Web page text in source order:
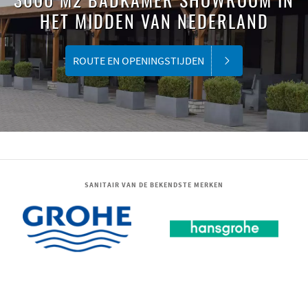
HET MIDDEN VAN NEDERLAND
ROUTE EN OPENINGSTIJDEN
SANITAIR VAN DE BEKENDSTE MERKEN